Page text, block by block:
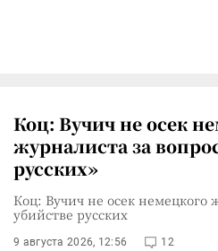
Коц: Вучич не осек
журналиста за
русских»
Коц: Вучич не осек немецкого
убийстве русских
9 августа 2026, 12:56 12